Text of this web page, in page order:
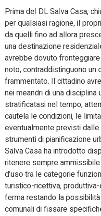
Prima del DL Salva Casa,
per qualsiasi ragione, il
da quelli fino ad allora
una destinazione
avrebbe dovuto
noto, contraddistinguono un
frammentato. Il cittadino
nei meandri di una
stratificatasi nel tempo,
cautela le condizioni, le
eventualmente previsti
strumenti di pianificazione
Salva Casa ha introdotto
ritenere sempre
d’uso tra le categorie
turistico-ricettiva,
ferma restando la
comunali di fissare